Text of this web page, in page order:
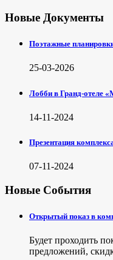
Новые Документы
Поэтажные
25-03-2026
Лобби в Гранд-отеле
14-11-2024
Презентация
07-11-2024
Новые События
Открытый показ в
Будет проходить
предложений,